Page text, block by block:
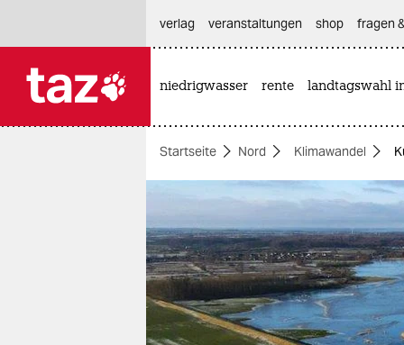
themen
öko
gesellschaft
kultur
verlag
veranstaltungen shop fragen
niedrigwasser rente landtagswahl
Startseite Nord Klimawandel